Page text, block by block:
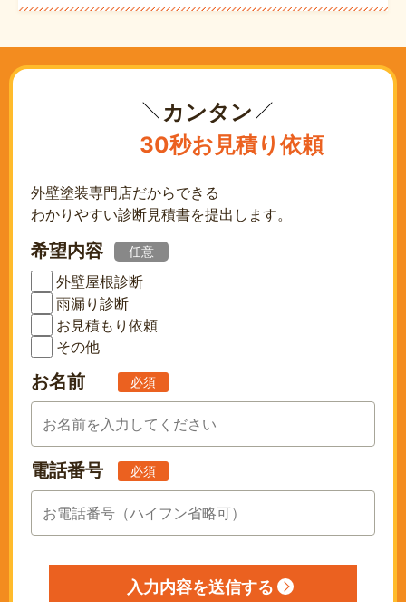
カンタン
30秒お見積り依頼
外壁塗装専門店だからできる
わかりやすい診断見積書を提出します。
希望内容 任意
外壁屋根診断
雨漏り診断
お見積もり依頼
その他
お名前 必須
電話番号 必須